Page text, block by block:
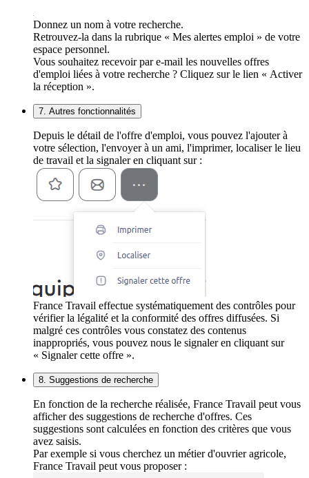
Donnez un nom à votre recherche.
Retrouvez-la dans la rubrique « Mes alertes emploi » de votre
espace personnel.
Vous souhaitez recevoir par e-mail les nouvelles offres
d'emploi liées à votre recherche ? Cliquez sur le lien « Activer
la réception ».
7. Autres fonctionnalités
Depuis le détail de l'offre d'emploi, vous pouvez l'ajouter à
votre sélection, l'envoyer à un ami, l'imprimer, localiser le lieu
de travail et la signaler en cliquant sur :
France Travail effectue systématiquement des contrôles pour
vérifier la légalité et la conformité des offres diffusées. Si
malgré ces contrôles vous constatez des contenus
inappropriés, vous pouvez nous le signaler en cliquant sur
« Signaler cette offre ».
8. Suggestions de recherche
En fonction de la recherche réalisée, France Travail peut vous
afficher des suggestions de recherche d'offres. Ces
suggestions sont calculées en fonction des critères que vous
avez saisis.
Par exemple si vous cherchez un métier d'ouvrier agricole,
France Travail peut vous proposer :